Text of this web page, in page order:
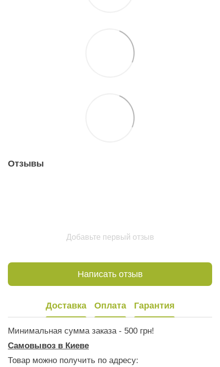
Отзывы
Добавьте первый отзыв
Написать отзыв
Доставка Оплата Гарантия
Минимальная сумма заказа - 500 грн!
Самовывоз в Киеве
Товар можно получить по адресу: